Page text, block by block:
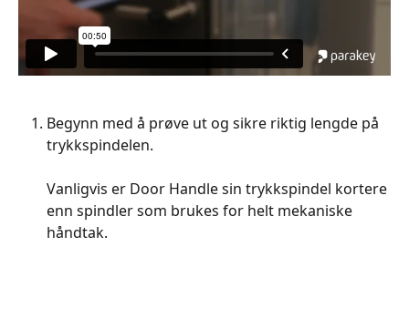
Begynn med å prøve ut og sikre riktig lengde på
trykkspindelen.
Vanligvis er Door Handle sin trykkspindel kortere
enn spindler som brukes for helt mekaniske
håndtak.